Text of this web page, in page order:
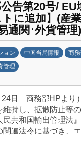
公告第20号/
に追加】(産
通関･外貨管理)
ョン 中国当局情報 商
管理
24日 商務部HPより
維持し、拡散防止等
民共和国輸出管理法
関連法令に基づき、